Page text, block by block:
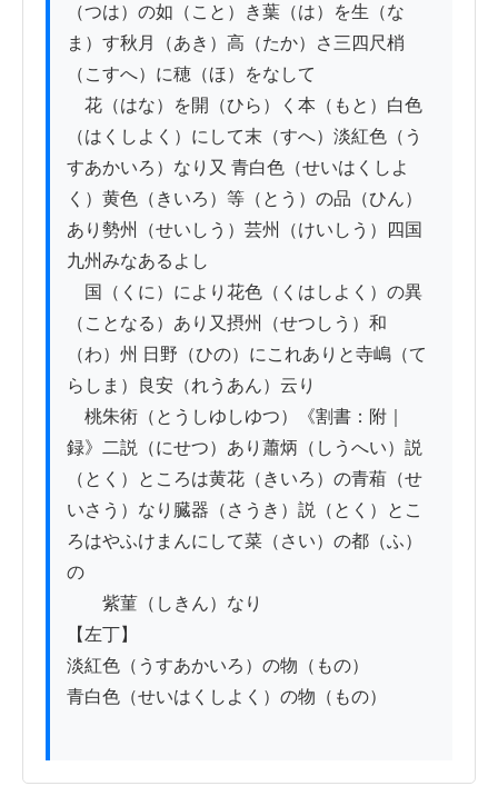
（つは）の如（こと）き葉（は）を生（な
ま）す秋月（あき）高（たか）さ三四尺梢
（こすへ）に穂（ほ）をなして
花（はな）を開（ひら）く本（もと）白色
（はくしよく）にして末（すへ）淡紅色（う
すあかいろ）なり又 青白色（せいはくしよ
く）黄色（きいろ）等（とう）の品（ひん）
あり勢州（せいしう）芸州（けいしう）四国
九州みなあるよし
国（くに）により花色（くはしよく）の異
（ことなる）あり又摂州（せつしう）和
（わ）州 日野（ひの）にこれありと寺嶋（て
らしま）良安（れうあん）云り
桃朱術（とうしゆしゆつ）《割書：附｜
録》二説（にせつ）あり蕭炳（しうへい）説
（とく）ところは黄花（きいろ）の青葙（せ
いさう）なり臓器（さうき）説（とく）とこ
ろはやふけまんにして菜（さい）の都（ふ）
の
紫菫（しきん）なり
【左丁】
淡紅色（うすあかいろ）の物（もの）
青白色（せいはくしよく）の物（もの）